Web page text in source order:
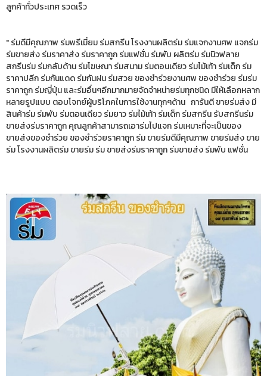
ลูกค้าทั่วประเทศ รวดเร็ว
" ร่มดีมีคุณภาพ ร่มพรีเมี่ยม ร่มสกรีน โรงงานผลิตร่ม ร่มแจกงานศพ แจกร่ม
ร่มขายส่ง ร่มราคาส่ง ร่มราคาถูก ร่มแฟชั่น ร่มพับ ผลิตร่ม ร่มนิวฟลาย
สกรีนร่ม ร่มกลับด้าน ร่มโฆษณา ร่มสนาม ร่มตอนเดียว ร่มไม้เท้า ร่มเด็ก ร่ม
ราคาปลีก ร่มกันแดด ร่มกันฝน ร่มสวย ของชำร่วยงานศพ ของชำร่วย ร่มร่ม
ราคาถูก ร่มญี่ปุ่น และร่มอื่นๆอีกมากมายจัดจำหน่ายร่มทุกชนิด มีให้เลือกหลาก
หลายรูปแบบ ตอบโจทย์ผู้บริโภคในการใช้งานทุกๆด้าน การันตี ขายร่มส่ง มี
สินค้าร่ม ร่มพับ ร่มตอนเดียว ร่มยาว ร่มไม้เท้า ร่มเด็ก ร่มสกรีน รับสกรีนร่ม
ขายส่งร่มราคาถูก คุณลูกค้าสามารถเอาร่มไปแจก ร่มเหมาะที่จะเป็นของ
ขายส่งของชำร่วย ของชำร่วยราคาถูก ร่ม ขายร่มดีมีคุณภาพ ขายร่มส่ง ขาย
ร่ม โรงงานผลิตร่ม ขายร่ม ร่ม ขายส่งร่มราคาถูก ร่มขายส่ง ร่มพับ แฟชั่น